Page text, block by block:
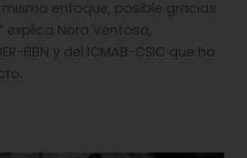
enfoque, posible gracias
Nora Ventosa,
BBN y del ICMAB-CSIC que ha